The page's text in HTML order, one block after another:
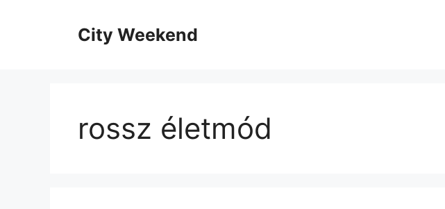
City Weekend
rossz életmód